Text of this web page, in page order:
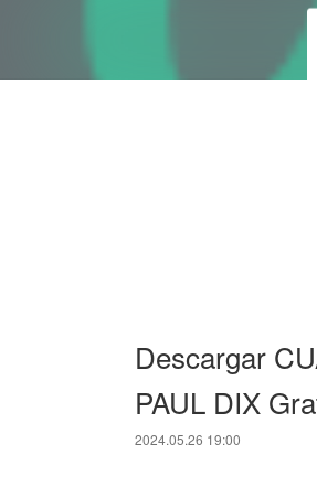
Descargar
PAUL DIX
2024.05.26 19:00